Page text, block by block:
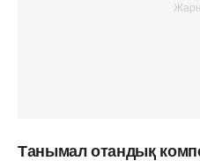
Танымал отандық